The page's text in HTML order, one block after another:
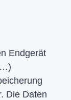
Endgerät
Die Daten